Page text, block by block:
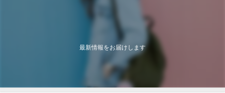
最新情報をお届けします